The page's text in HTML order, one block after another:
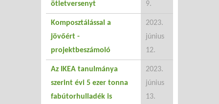
ötletversenyt 9.
Komposztálással a
jövőért -
projektbeszámoló
2023.
június
12.
Az IKEA tanulmánya
szerint évi 5 ezer tonna
fabútorhulladék is
2023.
június
13.